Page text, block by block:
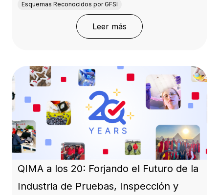
Esquemas Reconocidos por GFSI
Leer más : SQF Edition 10:
QIMA a los 20: Forjando el Futuro de la
Industria de Pruebas, Inspección y